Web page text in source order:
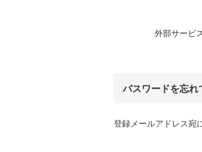
外部サービ
パスワードを忘れ
登録メールアドレス宛